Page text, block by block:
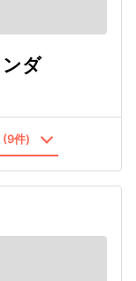
ダ
(9件)